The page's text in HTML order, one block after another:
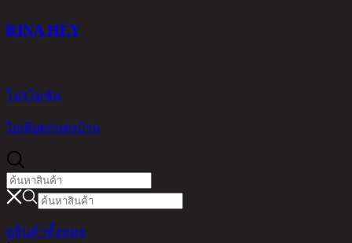
RINA HEY
โปรโมชัน
ไอเดียตกแต่งบ้าน
ดูสินค้าทั้งหมด